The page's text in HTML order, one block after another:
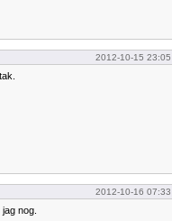
2012-10-15 23:05
2012-10-16 07:33
nog.